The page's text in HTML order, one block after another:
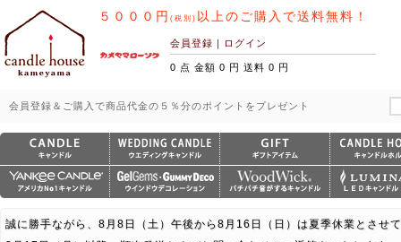
５０００円 (税別) 以上のご購入で送料無料！
会員登録 ｜ ログイン
0 点 金額 0 円 送料 0 円
会員登録＆ご購入で商品代金の５％分のポイントをプレゼント
誠に勝手ながら、8月8日（土）午後から8月16日（日）は夏季休業とさせ